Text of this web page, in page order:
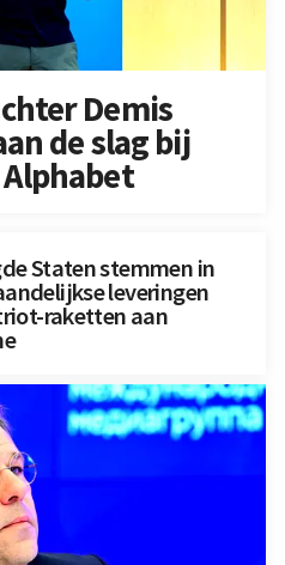
Demis
de slag bij
Staten stemmen in
leveringen
raketten aan